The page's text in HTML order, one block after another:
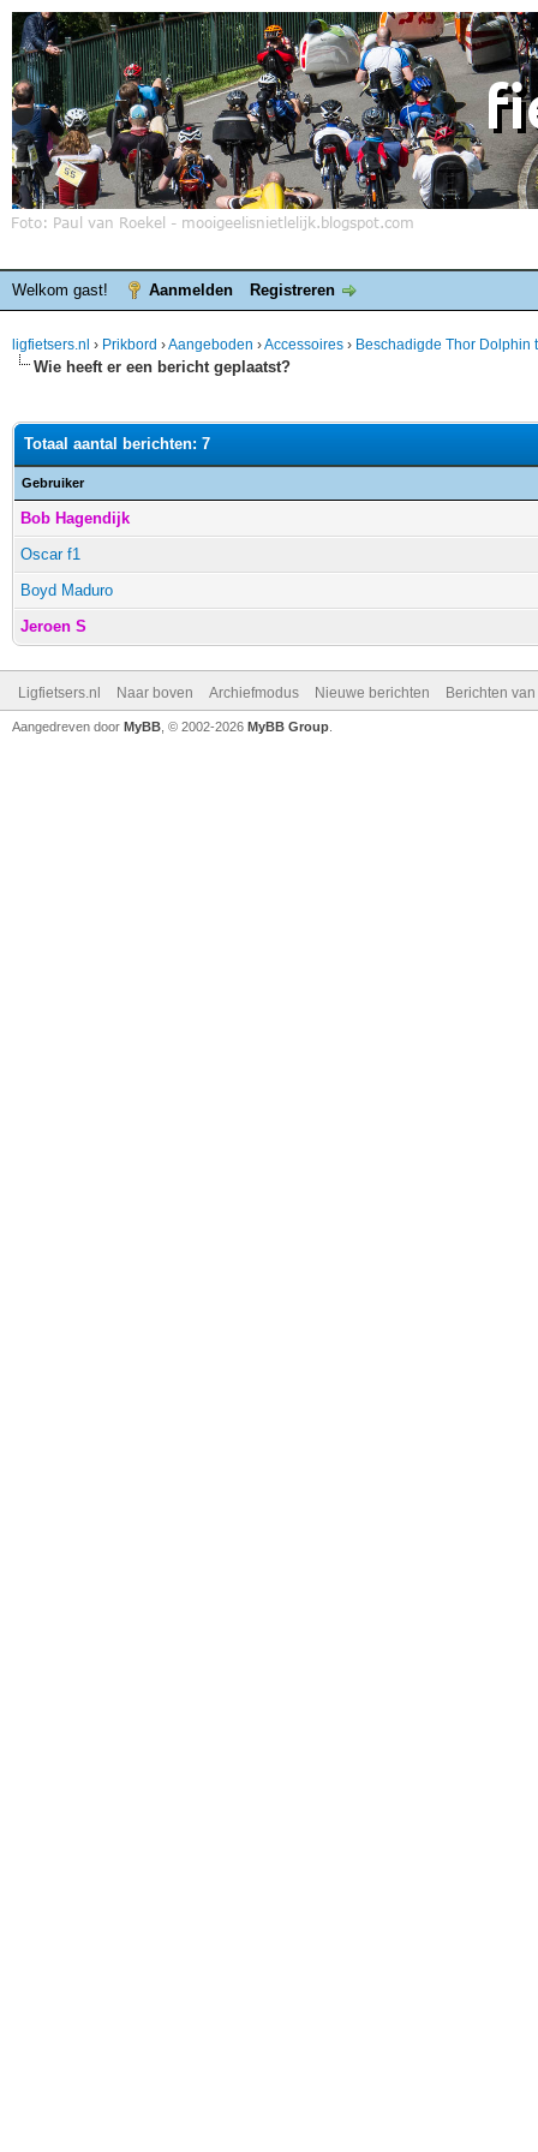
Welkom gast! Aanmelden Registreren
ligfietsers.nl › Prikbord ›Aangeboden ›Accessoires › Beschadigde Thor Dolphin
Wie heeft er een bericht geplaatst?
Totaal aantal berichten: 7
Gebruiker
Bob Hagendijk
Oscar f1
Boyd Maduro
Jeroen S
Ligfietsers.nl Naar boven Archiefmodus Nieuwe berichten Berichten
Aangedreven door MyBB , © 2002-2026 MyBB Group